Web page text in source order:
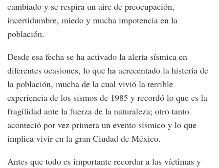
cambiado y se respira un aire de preocupación,
incertidumbre, miedo y mucha impotencia en la
población.
Desde esa fecha se ha activado la alerta sísmica en
diferentes ocasiones, lo que ha acrecentado la histeria de
la población, mucha de la cual vivió la terrible
experiencia de los sismos de 1985 y recordó lo que es la
fragilidad ante la fuerza de la naturaleza; otro tanto
aconteció por vez primera un evento sísmico y lo que
implica vivir en la gran Ciudad de México.
Antes que todo es importante recordar a las víctimas y